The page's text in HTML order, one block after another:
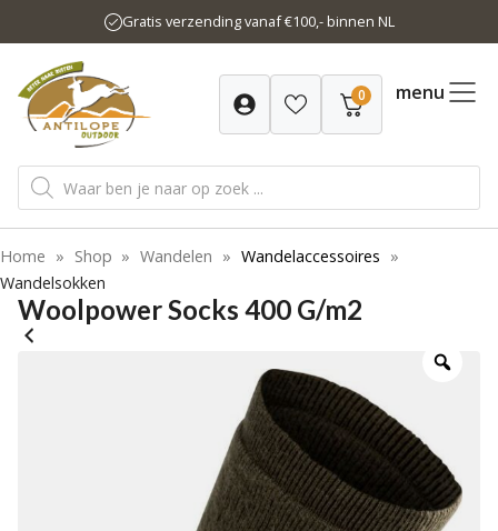
naar
inhoud
Gratis verzending vanaf €100,- binnen NL
0 menu
Producten
zoeken
Home » Shop » Wandelen » Wandelaccessoires »
Wandelsokken
Woolpower Socks 400 G/m2